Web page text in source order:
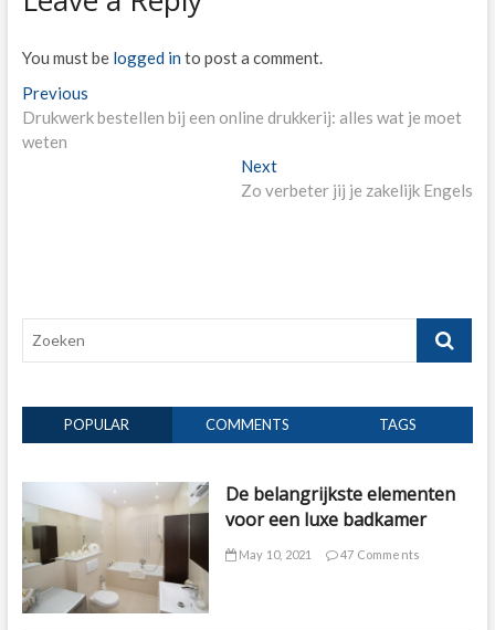
You must be logged in to post a comment.
Post
navigation
PreviousPrevious
post:
Drukwerk bestellen bij een online drukkerij: alles wat je moet
weten
NextNext
post:
Zo verbeter jij je zakelijk Engels
Zoeken
POPULAR COMMENTS TAGS
De belangrijkste elementen
voor een luxe badkamer
May 10, 2021 47 Comments